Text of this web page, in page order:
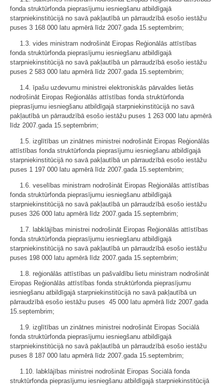
fonda struktūrfonda pieprasījumu iesniegšanu atbildīgajā
starpniekinstitūcijā no savā pakļautībā un pārraudzībā esošo iestāžu
puses 3 168 000 latu apmērā līdz 2007.gada 15.septembrim;
1.3. vides ministram nodrošināt Eiropas Reģionālās attīstības
fonda struktūrfonda pieprasījumu iesniegšanu atbildīgajā
starpniekinstitūcijā no savā pakļautībā un pārraudzībā esošo iestāžu
puses 2 583 000 latu apmērā līdz 2007.gada 15.septembrim;
1.4. īpašu uzdevumu ministrei elektroniskās pārvaldes lietās
nodrošināt Eiropas Reģionālās attīstības fonda struktūrfonda
pieprasījumu iesniegšanu atbildīgajā starpniekinstitūcijā no savā
pakļautībā un pārraudzībā esošo iestāžu puses 1 263 000 latu apmērā
līdz 2007.gada 15.septembrim;
1.5. izglītības un zinātnes ministrei nodrošināt Eiropas Reģionālās
attīstības fonda struktūrfonda pieprasījumu iesniegšanu atbildīgajā
starpniekinstitūcijā no savā pakļautībā un pārraudzībā esošo iestāžu
puses 1 197 000 latu apmērā līdz 2007.gada 15.septembrim;
1.6. veselības ministram nodrošināt Eiropas Reģionālās attīstības
fonda struktūrfonda pieprasījumu iesniegšanu atbildīgajā
starpniekinstitūcijā no savā pakļautībā un pārraudzībā esošo iestāžu
puses 326 000 latu apmērā līdz 2007.gada 15.septembrim;
1.7. labklājības ministrei nodrošināt Eiropas Reģionālās attīstības
fonda struktūrfonda pieprasījumu iesniegšanu atbildīgajā
starpniekinstitūcijā no savā pakļautībā un pārraudzībā esošo iestāžu
puses 198 000 latu apmērā līdz 2007.gada 15.septembrim;
1.8. reģionālās attīstības un pašvaldību lietu ministram nodrošināt
Eiropas Reģionālās attīstības fonda struktūrfonda pieprasījumu
iesniegšanu atbildīgajā starpniekinstitūcijā no savā pakļautībā un
pārraudzībā esošo iestāžu puses 45 000 latu apmērā līdz 2007.gada
15.septembrim;
1.9. izglītības un zinātnes ministrei nodrošināt Eiropas Sociālā
fonda struktūrfonda pieprasījumu iesniegšanu atbildīgajā
starpniekinstitūcijā no savā pakļautībā un pārraudzībā esošo iestāžu
puses 8 187 000 latu apmērā līdz 2007.gada 15.septembrim;
1.10. labklājības ministrei nodrošināt Eiropas Sociālā fonda
struktūrfonda pieprasījumu iesniegšanu atbildīgajā starpniekinstitūcijā